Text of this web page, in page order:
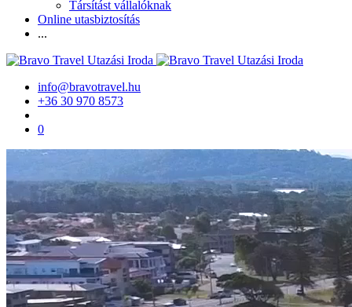
Társítást vállalóknak
Online utasbiztosítás
...
info@bravotravel.hu
+36 30 970 8573
0